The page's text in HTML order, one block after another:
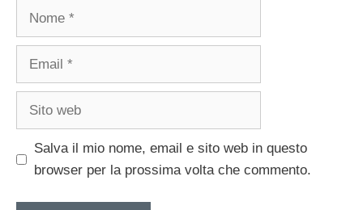
Nome
Email
Sito
Salva il mio nome, email e sito web in questo
browser per la prossima volta che commento.